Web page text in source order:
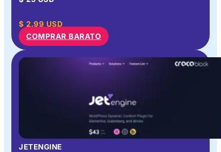
$ 2.99 USD
COMPRAR BARATO
JETENGINE